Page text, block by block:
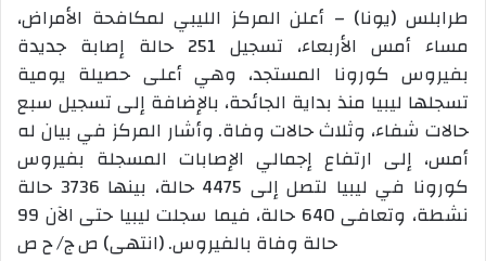
طرابلس (يونا) – أعلن المركز الليبي لمكافحة الأمراض،
مساء أمس الأربعاء، تسجيل 251 حالة إصابة جديدة
بفيروس كورونا المستجد، وهي أعلى حصيلة يومية
تسجلها ليبيا منذ بداية الجائحة، بالإضافة إلى تسجيل سبع
حالات شفاء، وثلاث حالات وفاة. وأشار المركز في بيان له
أمس، إلى ارتفاع إجمالي الإصابات المسجلة بفيروس
كورونا في ليبيا لتصل إلى 4475 حالة، بينها 3736 حالة
نشطة، وتعافى 640 حالة، فيما سجلت ليبيا حتى الآن 99
حالة وفاة بالفيروس. (انتهى) ص ج/ ح ص